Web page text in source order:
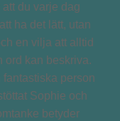
du varje dag
ha det lätt, utan
en vilja att alltid
ord kan beskriva.
person
Sophie och
betyder